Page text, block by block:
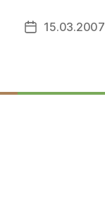
Post15.03.2007